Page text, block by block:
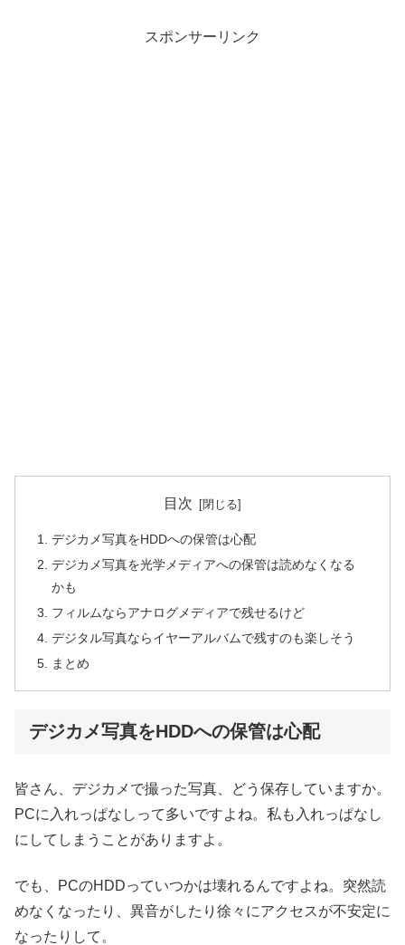
スポンサーリンク
目次
デジカメ写真をHDDへの保管は心配
デジカメ写真を光学メディアへの保管は読めなくなる
かも
フィルムならアナログメディアで残せるけど
デジタル写真ならイヤーアルバムで残すのも楽しそう
まとめ
デジカメ写真をHDDへの保管は心配
皆さん、デジカメで撮った写真、どう保存していますか。
PCに入れっぱなしって多いですよね。私も入れっぱなし
にしてしまうことがありますよ。
でも、PCのHDDっていつかは壊れるんですよね。突然読
めなくなったり、異音がしたり徐々にアクセスが不安定に
なったりして。